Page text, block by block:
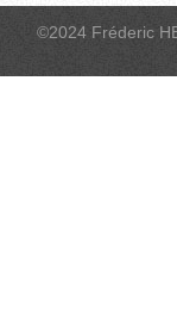
©2024 Fréderic